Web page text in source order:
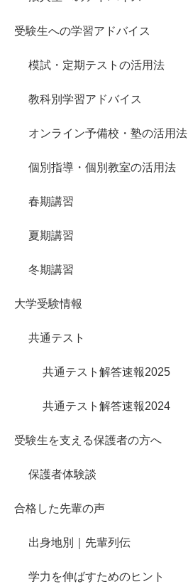
受験生への学習アドバイス
模試・定期テストの活用法
教科別学習アドバイス
オンライン予備校・塾の活用法
個別指導・個別教室の活用法
春期講習
夏期講習
冬期講習
大学受験情報
共通テスト
共通テスト解答速報2025
共通テスト解答速報2024
受験生を支える保護者の方へ
保護者体験談
合格した先輩の声
出身地別｜先輩列伝
学力を伸ばすためのヒント